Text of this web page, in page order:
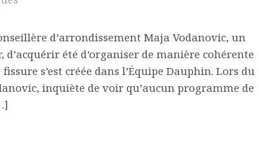
d’arrondissement Maja Vodanovic, un
été d’organiser de manière cohérente
s’est créée dans l’Équipe Dauphin. Lors du
inquiète de voir qu’aucun programme de